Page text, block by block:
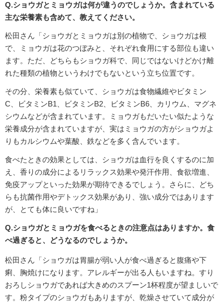
Q.ショウガとミョウガは何が違うのでしょうか。含まれている
主な栄養素も含めて、教えてください。
松田さん「ショウガとミョウガは別の植物で、ショウガは根
で、ミョウガは花のつぼみと、それぞれ食用にする部位も違い
ます。ただ、どちらもショウガ科で、同じではないけどかけ離
れた種類の植物というわけでもないという立ち位置です。
その分、栄養素も似ていて、ショウガは食物繊維やビタミン
C、ビタミンB1、ビタミンB2、ビタミンB6、カリウム、マグネ
シウムなどが含まれています。ミョウガもだいたい似たような
栄養成分が含まれていますが、実はミョウガの方がショウガよ
りもカルシウムや葉酸、鉄などを多く含んでいます。
食べたときの効果としては、ショウガは血行を良くするのに加
え、香りの成分によるリラックス効果や発汗作用、食欲増進、
免疫アップといった効果が期待できるでしょう。さらに、どち
らも抗菌作用やデトックス効果があり、強い成分ではあります
が、とても体に良いですね」
Q.ショウガとミョウガを食べるときの注意点はありますか。食
べ過ぎると、どうなるのでしょうか。
松田さん「ショウガは胃腸が弱い人が食べ過ぎると腹痛や下
痢、胸焼けになります。アレルギーが出る人もいますね。すり
おろしショウガであれば大きめのスプーン1杯程度が望ましいで
す。粉タイプのショウガもありますが、乾燥させていて成分が